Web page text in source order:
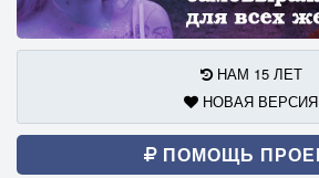
НАМ 15 ЛЕТ
НОВАЯ ВЕРСИЯ
ПОМОЩЬ